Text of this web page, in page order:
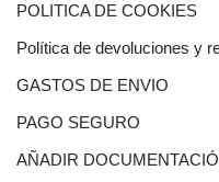
POLITICA DE COOKIES
Política de devoluciones y
GASTOS DE ENVIO
PAGO SEGURO
AÑADIR